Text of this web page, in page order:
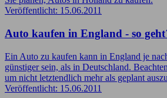
Veröffentlicht: 15.06.2011
Auto kaufen in England - so
Ein Auto zu kaufen kann in England je
günstiger sein, als in Deutschland.
um nicht letztendlich mehr als geplant
Veröffentlicht: 15.06.2011